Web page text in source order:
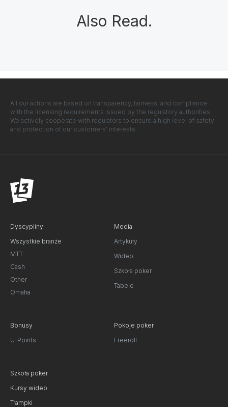
Also Read.
All our actions are based on transparency, fairness, and compliance
with the licensing requirements issued by the regulatory authorities.
We actively cooperate with regulators to ensure a high level of safety
and protection of our customers' interests.
Dyscypliny
Wszystkie branże
MTT
Cash
Other
Omaha
Media
Artykuły
Wideo
Szkoła poker
Tabele
Bonusy
U-Points
Pokoje poker
Freeroll
Szkoła poker
Kursy wideo
Trampki